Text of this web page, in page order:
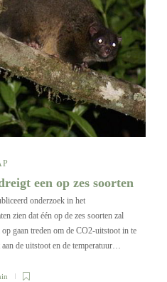
een op zes soorten
onderzoek in het
zien dat één op de zes soorten zal
gaan treden om de CO2-uitstoot in te
de uitstoot en de temperatuur…